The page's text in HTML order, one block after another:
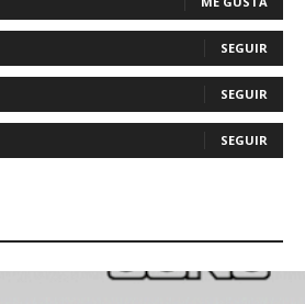
SEGUIR
SEGUIR
SEGUIR